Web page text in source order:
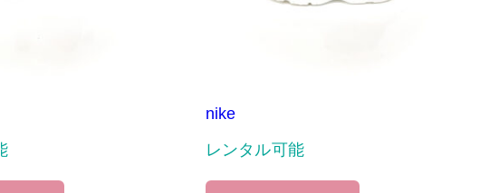
nike
レンタル可能